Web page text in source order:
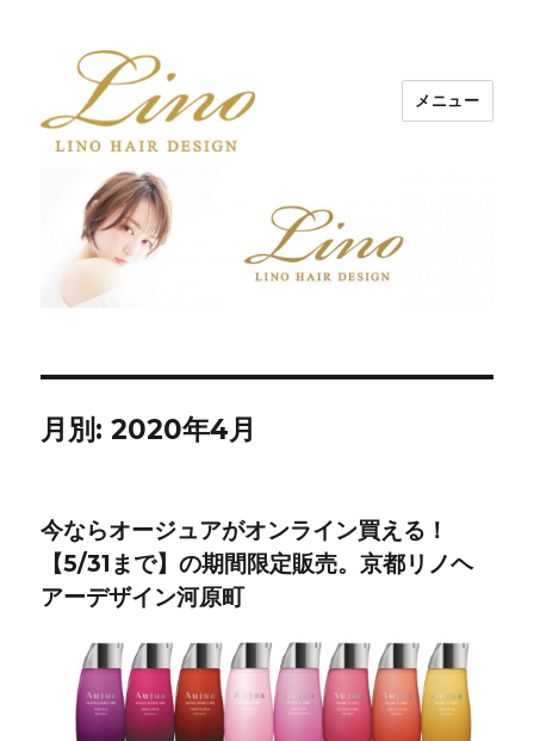
Lino Hair Design 河原町BLOG
メニュー
月別: 2020年4月
今ならオージュアがオンライン買える！
【5/31まで】の期間限定販売。京都リノヘ
アーデザイン河原町